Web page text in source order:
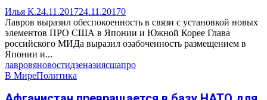
Илья К.24.11.201724.11.20170
Лавров выразил обеспокоенность в связи с установкой новых
элементов ПРО США в Японии и Южной Корее Глава
российского МИДа выразил озабоченность размещением в
Японии и...
лавровяновостидзеназиясшапро
В МиреПолитика